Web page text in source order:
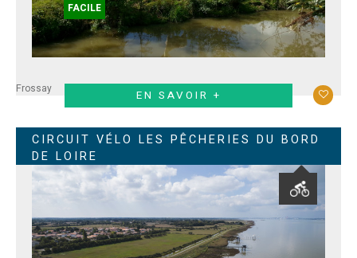
EN SAVOIR +
Frossay
FACILE
CIRCUIT VÉLO LES PÊCHERIES DU BORD
DE LOIRE